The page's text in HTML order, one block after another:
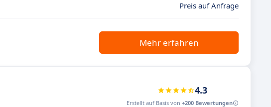
Preis auf Anfrage
Mehr erfahren
4.3
Erstellt auf Basis von +200 Bewertungen